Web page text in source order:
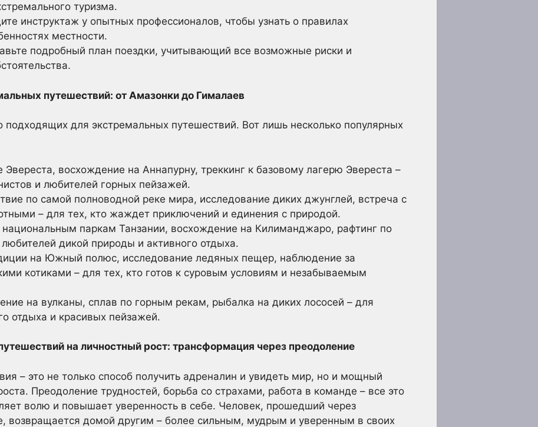
туризма.
инструктаж у опытных профессионалов, чтобы узнать о правилах
местности.
подробный план поездки, учитывающий все возможные риски и
путешествий: от Амазонки до Гималаев
подходящих для экстремальных путешествий. Вот лишь несколько популярных
Эвереста, восхождение на Аннапурну, треккинг к базовому лагерю Эвереста –
и любителей горных пейзажей.
по самой полноводной реке мира, исследование диких джунглей, встреча с
– для тех, кто жаждет приключений и единения с природой.
паркам Танзании, восхождение на Килиманджаро, рафтинг по
дикой природы и активного отдыха.
на Южный полюс, исследование ледяных пещер, наблюдение за
котиками – для тех, кто готов к суровым условиям и незабываемым
на вулканы, сплав по горным рекам, рыбалка на диких лососей – для
отдыха и красивых пейзажей.
на личностный рост: трансформация через преодоление
– это не только способ получить адреналин и увидеть мир, но и мощный
Преодоление трудностей, борьба со страхами, работа в команде – все это
волю и повышает уверенность в себе. Человек, прошедший через
возвращается домой другим – более сильным, мудрым и уверенным в своих